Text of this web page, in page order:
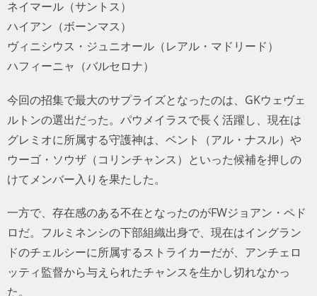
ネイマール（サントス）
ハイアン（ボーンマス）
ヴィニシウス・ジュニオール（レアル・マドリード）
ハフィーニャ（バルセロナ）
今回の招集で最大のサプライズとなったのは、GKウェヴェ
ルトンの選出だった。パウメイラスで長く活躍し、現在は
グレミオに所属する守護神は、ベント（アル・ナスル）や
ウーゴ・ソウザ（コリンチャンス）といった候補を押しの
けてメンバー入りを果たした。
一方で、存在感のある不在となったのがFWジョアン・ペド
ロだ。フルミネンシの下部組織出身で、現在はイングラン
ドのチェルシーに所属するストライカーだが、アンチェロ
ッティ監督から与えられたチャンスを生かし切れなかっ
た。